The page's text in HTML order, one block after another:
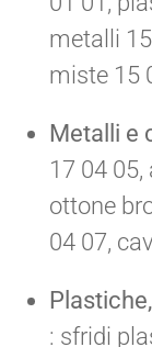
metalli
miste 15
Metalli e
17 04
ottone
04 07,
: sfridi